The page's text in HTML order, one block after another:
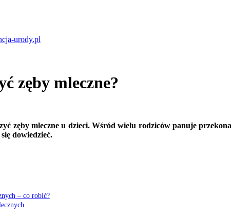
zęby mleczne?
zęby mleczne u dzieci. Wśród wielu rodziców panuje
dowiedzieć.
– co robić?